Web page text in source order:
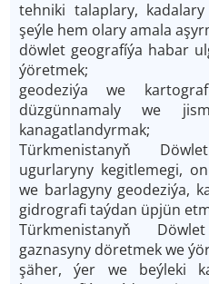
tehniki talaplary,
şeýle hem olary amala
döwlet geografíýa habar
ýöretmek;
geodeziýa we
düzgünnamaly we
kanagatlandyrmak;
Türkmenistanyň
ugurlaryny kegitlemegi,
we barlagyny geodeziýa,
gidrografi taýdan üpjün
Türkmenistanyň
gaznasyny döretmek we
şäher, ýer we beýleki